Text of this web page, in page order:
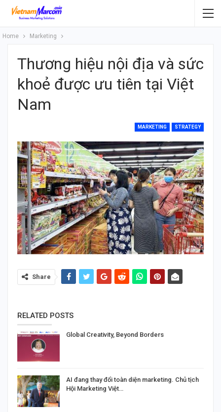
Home Marketing
Thương hiệu nội địa và sức
khoẻ được ưu tiên tại Việt
Nam
MARKETING STRATEGY
Share
RELATED POSTS
Global Creativity, Beyond Borders
AI đang thay đổi toàn diện marketing. Chủ tịch
Hội Marketing Việt…